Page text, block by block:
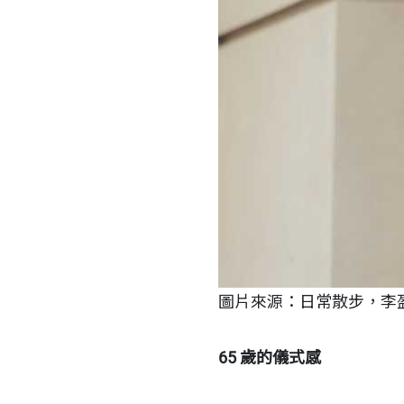
圖片來源：日常散步，李
65 歲的儀式感